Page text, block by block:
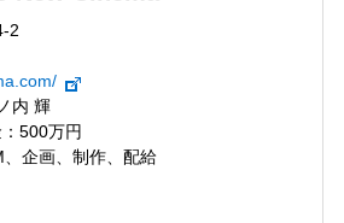
2
内 輝
500万円
企画、制作、配給